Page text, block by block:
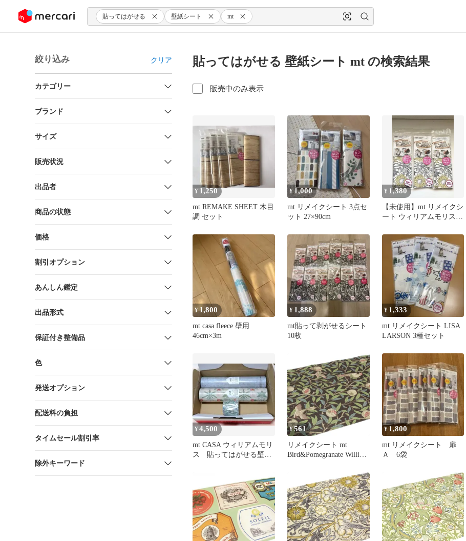
ツにスキップ 貼ってはがせる 壁紙シート mt
絞り込み クリア
カテゴリー
ブランド
サイズ
販売状況
出品者
商品の状態
価格
割引オプション
あんしん鑑定
出品形式
保証付き整備品
色
発送オプション
配送料の負担
タイムセール割引率
除外キーワード
貼ってはがせる 壁紙シート mt の検索結果
販売中のみ表示
¥ 1,250
mt REMAKE SHEET 木目
調 セット
¥ 1,000
mt リメイクシート 3点セ
ット 27×90cm
¥ 1,380
⁠【未使用】mt リメイクシ
ート ウィリアムモリス
¥1,800
mt casa fleece 壁用
46cm×3m
¥ 1,888
mt貼って剥がせるシート
10枚
¥ 1,333
mt リメイクシート LISA
LARSON 3種セット
¥4,500
mt CASA ウィリアムモリ
ス 貼ってはがせる壁紙
¥561
リメイクシート mt
Bird&Pomegranate William
ォールステッカー DIY お
しゃれ はがせる ウィリ
アムモリス シール壁紙
簡単 アレンジ カット可
能 カモ井加工紙 )
¥1,800
mt リメイクシート 扉
Ａ 6袋